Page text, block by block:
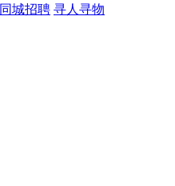
同城招聘 寻人寻物